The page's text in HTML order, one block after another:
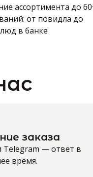
ассортимента до
от повидла до
в банке
заказа
Telegram — ответ в
время.